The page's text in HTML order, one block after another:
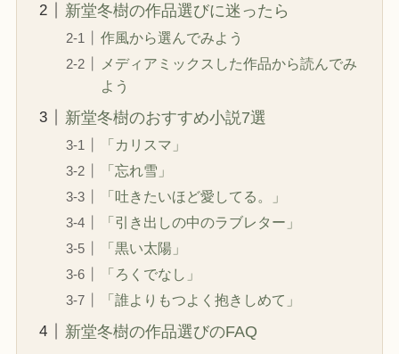
新堂冬樹の作品選びに迷ったら
作風から選んでみよう
メディアミックスした作品から読んでみ
よう
新堂冬樹のおすすめ小説7選
「カリスマ」
「忘れ雪」
「吐きたいほど愛してる。」
「引き出しの中のラブレター」
「黒い太陽」
「ろくでなし」
「誰よりもつよく抱きしめて」
新堂冬樹の作品選びのFAQ